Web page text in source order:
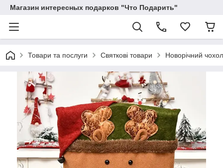
Магазин интересных подарков "Что Подарить"
Товари та послуги Святкові товари Новорічний